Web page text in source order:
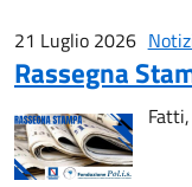
21 Luglio 2026
Rassegna